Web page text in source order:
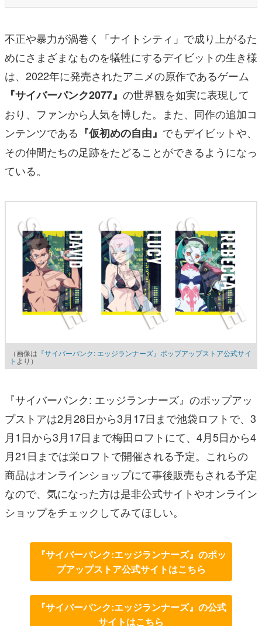
不正や暴力が渦巻く「ナイトシティ」で成り上がるた
めにさまざまなものを犠牲にするデイビットの生き様
は、2022年に発売されたアニメの原作であるゲーム
『サイバーパンク2077』 の世界観を如実に表現して
おり、ファンから人気を博した。また、同作の追加コ
ンテンツである 『仮初めの自由』 でもデイビットや、
その仲間たちの足跡をたどることができるようになっ
ている。
（画像は 『サイバーパンク: エッジランナーズ』ポップアップストア公式サイ
ト より）
『サイバーパンク: エッジランナーズ』のポップアッ
プストアは2月28日から3月17日まで池袋ロフトで、3
月1日から3月17日まで梅田ロフトにて、4月5日から4
月21日までは栄ロフトで開催される予定。これらの
商品はオンラインショップにて事後販売もされる予定
なので、気になった方は是非公式サイトやオンライン
ショップをチェックしてみてほしい。
『サイバーパンク:エッジランナーズ』のポッ
プアップストア公式サイトはこちら
『サイバーパンク:エッジランナーズ』の公式
サイトはこちら